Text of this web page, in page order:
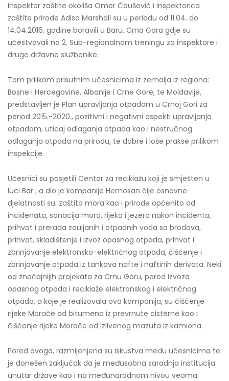
Inspektor zaštite okoliša Omer Čaušević i inspektorica
zaštite prirode Adisa Marshall su u periodu od 11.04. do
14.04.2016. godine boravili u Baru, Crna Gora gdje su
učestvovali na 2. Sub-regionalnom treningu za inspektore i
druge državne službenike.
Tom prilikom prisutnim učesnicima iz zemalja iz regiona:
Bosne i Hercegovine, Albanije i Crne Gore, te Moldavije,
predstavljen je Plan upravljanja otpadom u Crnoj Gori za
period 2015.-2020., pozitivni i negativni aspekti upravljanja
otpadom, uticaj odlaganja otpada kao i nestručnog
odlaganja otpada na prirodu, te dobre i loše prakse prilikom
inspekcije.
Učesnici su posjetili Centar za reciklažu koji je smješten u
luci Bar , a dio je kompanije Hemosan čije osnovne
djelatnosti su: zaštita mora kao i prirode općenito od
incidenata, sanacija mora, rijeka i jezera nakon incidenta,
prihvat i prerada zauljanih i otpadnih voda sa brodova,
prihvat, skladištenje i izvoz opasnog otpada, prihvat i
zbrinjavanje elektronsko-električnog otpada, čišćenje i
zbrinjavanje otpada iz tankova nafte i naftinih derivata. Neki
od značajnijih projekata za Crnu Goru, pored izvoza
opasnog otpada i reciklaže elektronskog i električnog
otpada, a koje je realizovala ova kompanija, su čišćenje
rijeke Morače od bitumena iz prevrnute cisterne kao i
čišćenje rijeke Morače od izlivenog mazuta iz kamiona.
Pored ovoga, razmijenjena su iskustva među učesnicima te
je donešen zaključak da je međusobna saradnja institucija
unutar države kao i na međunarodnom nivou veoma